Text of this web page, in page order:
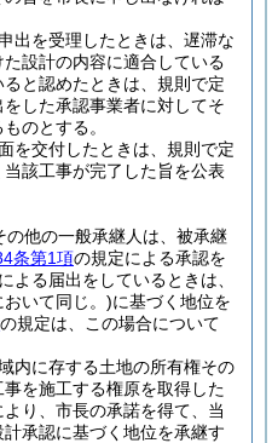
出を受理したときは、遅滞な
設計の内容に適合している
と認めたときは、規則で定
した承認事業者に対してそ
のとする。
を交付したときは、規則で定
該工事が完了した旨を公表
の他の一般承継人は、被承継
条第1項の規定による承認を
よる届出をしているときは、
おいて同じ。)に基づく地位を
の規定は、この場合について
内に存する土地の所有権その
を施工する権原を取得した
り、市長の承諾を得て、当
承認に基づく地位を承継す